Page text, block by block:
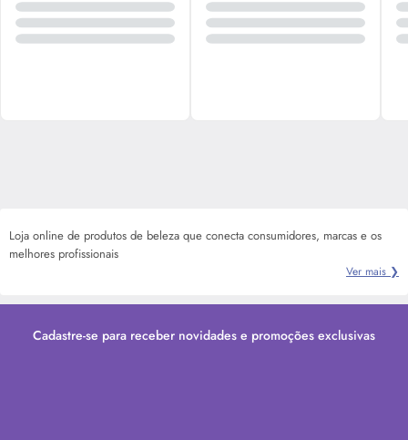
Loja online de produtos de beleza que conecta consumidores, marcas e os
melhores profissionais
Ver mais ❯
Cadastre-se para receber novidades e promoções exclusivas